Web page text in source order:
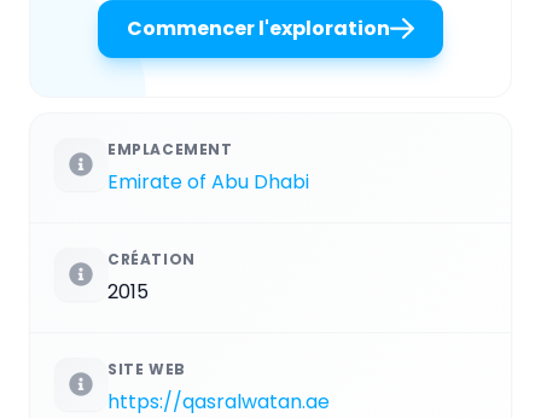
Commencer l'exploration
EMPLACEMENT
Emirate of Abu Dhabi
CRÉATION
2015
SITE WEB
https://qasralwatan.ae